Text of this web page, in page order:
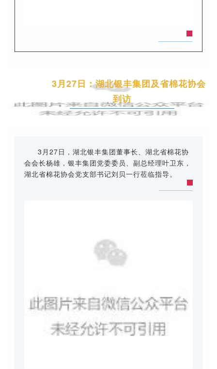
3月27日：湖北银丰集团及省棉花协会
到访
3月27日，湖北银丰集团董事长、湖北省棉花协
会会长杨雄，银丰集团党委委员、副总经理叶卫东，
湖北省棉花协会党支部书记刘贝一行莅临指导。